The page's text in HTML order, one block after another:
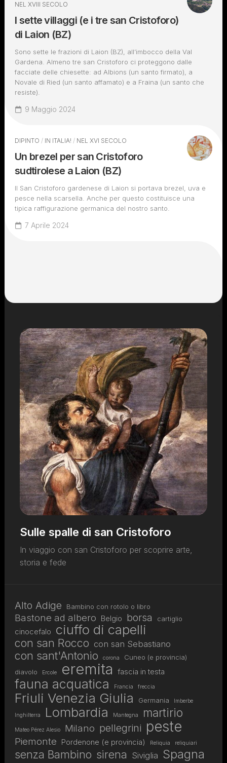
NEL XVIII SECOLO
I sette villaggi (e i tre san Cristoforo)
di Laion (BZ)
Sono sette le frazioni di Laion (BZ), all’imbocco della Val
Gardena. Almeno tre san Cristoforo ci proteggono dalle
facciate delle chiesette: ad Albions (un santo firmato), a
Novale di Ried (un santo affamato) e a Fraina (un santo che
resiste).
9 Maggio 2024
DIPINTO / IN ITALIA! / NEL XVI SECOLO
Un brezel per san Cristoforo
sudtirolese a Laion (BZ)
Il San Cristoforo gardenese di Laion si portava brezel, uva e
pesce nella scarsella. Anche per questo costituisce una
tipica raffigurazione germanica del nostro santo.
7 Aprile 2024
Sulle spalle di san Cristoforo
In viaggio con san Cristoforo per scoprire arte,
storia e fede
Alto Adige Bambino con rotolo o libro
Bastone ad albero Belgio borsa cartiglio
cinocefalo ciuffo di capelli
con san Rocco con san Sebastiano
con sant'Antonio corona
Cuneo (e provincia)
diavolo
Ercole eremita fascia in testa
fauna acquatica Francia freccia
Friuli Venezia Giulia Germania Imberbe
Inghilterra Lombardia Mantegna martirio
Mateo Pérez Alesio Milano pellegrini peste
Piemonte Pordenone (e provincia) Reliquia reliquiari
senza Bambino sirena Siviglia Spagna